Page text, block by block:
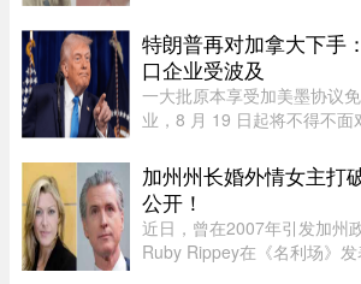
Costco的西瓜一度卖到17加
市价签早已成为社交媒体 ...
特朗普再对加拿大下手
口企业受波及
一大批原本享受加美墨协议
业，8 月 19 日起将不得不面
金，以应对高额关税带来的
师和海关专家警告，这轮 ...
加州州长婚外情女主打
公开！
近日，曾在2007年引发加州
Ruby Rippey在《名利场》